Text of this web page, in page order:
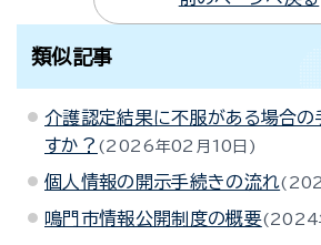
類似記事
介護認定結果に不服がある場合の
すか？
2026年02月10日
個人情報の開示手続きの流れ
鳴門市情報公開制度の概要 2024